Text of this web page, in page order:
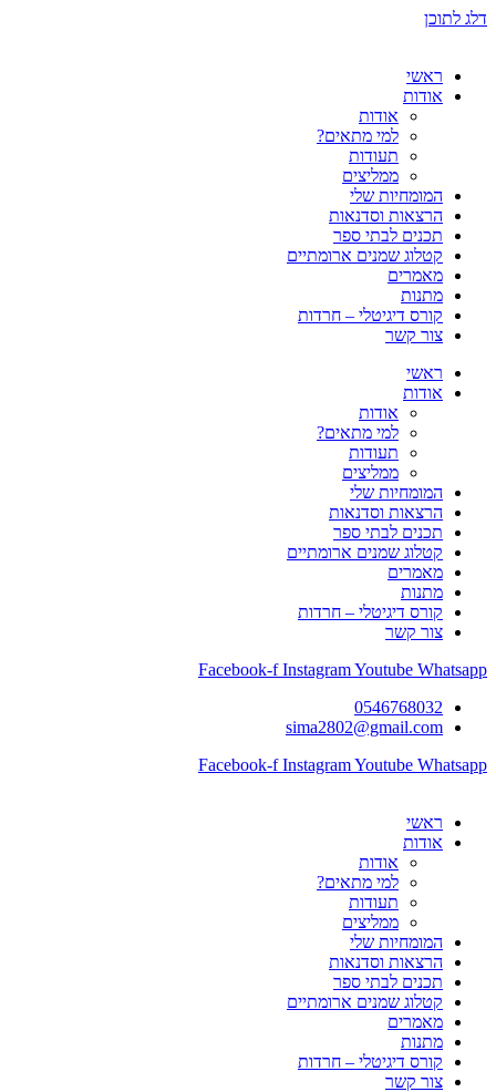
דלג לתוכן
ראשי
אודות
אודות
למי מתאים?
תעודות
ממליצים
המומחיות שלי
הרצאות וסדנאות
תכנים לבתי ספר
קטלוג שמנים ארומתיים
מאמרים
מתנות
קורס דיגיטלי – חרדות
צור קשר
ראשי
אודות
אודות
למי מתאים?
תעודות
ממליצים
המומחיות שלי
הרצאות וסדנאות
תכנים לבתי ספר
קטלוג שמנים ארומתיים
מאמרים
מתנות
קורס דיגיטלי – חרדות
צור קשר
Facebook-f InstagramYoutube Whatsapp
0546768032
sima2802@gmail.com
Facebook-f InstagramYoutube Whatsapp
ראשי
אודות
אודות
למי מתאים?
תעודות
ממליצים
המומחיות שלי
הרצאות וסדנאות
תכנים לבתי ספר
קטלוג שמנים ארומתיים
מאמרים
מתנות
קורס דיגיטלי – חרדות
צור קשר